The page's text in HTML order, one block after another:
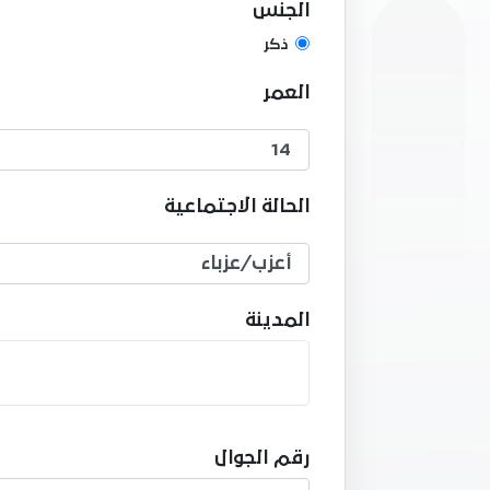
الجنس
ذكر
العمر
الحالة الاجتماعية
المدينة
رقم الجوال